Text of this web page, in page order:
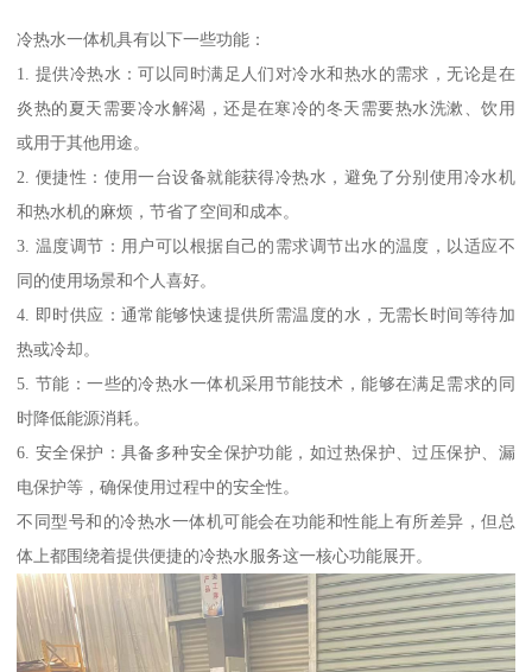
冷热水一体机具有以下一些功能：
1. 提供冷热水：可以同时满足人们对冷水和热水的需求，无论是在
炎热的夏天需要冷水解渴，还是在寒冷的冬天需要热水洗漱、饮用
或用于其他用途。
2. 便捷性：使用一台设备就能获得冷热水，避免了分别使用冷水机
和热水机的麻烦，节省了空间和成本。
3. 温度调节：用户可以根据自己的需求调节出水的温度，以适应不
同的使用场景和个人喜好。
4. 即时供应：通常能够快速提供所需温度的水，无需长时间等待加
热或冷却。
5. 节能：一些的冷热水一体机采用节能技术，能够在满足需求的同
时降低能源消耗。
6. 安全保护：具备多种安全保护功能，如过热保护、过压保护、漏
电保护等，确保使用过程中的安全性。
不同型号和的冷热水一体机可能会在功能和性能上有所差异，但总
体上都围绕着提供便捷的冷热水服务这一核心功能展开。